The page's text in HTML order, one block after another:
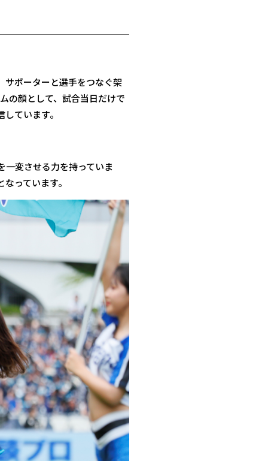
ポーターと選手をつなぐ架
の顔として、試合当日だけで
ています。
一変させる力を持っていま
っています。